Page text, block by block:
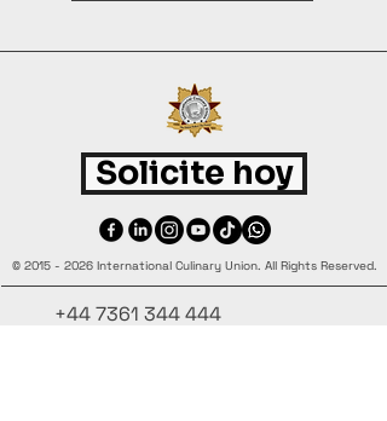
Solicite hoy
© 2015 - 2026 International Culinary Union. All Rights Reserved.
+44 7361 344 444